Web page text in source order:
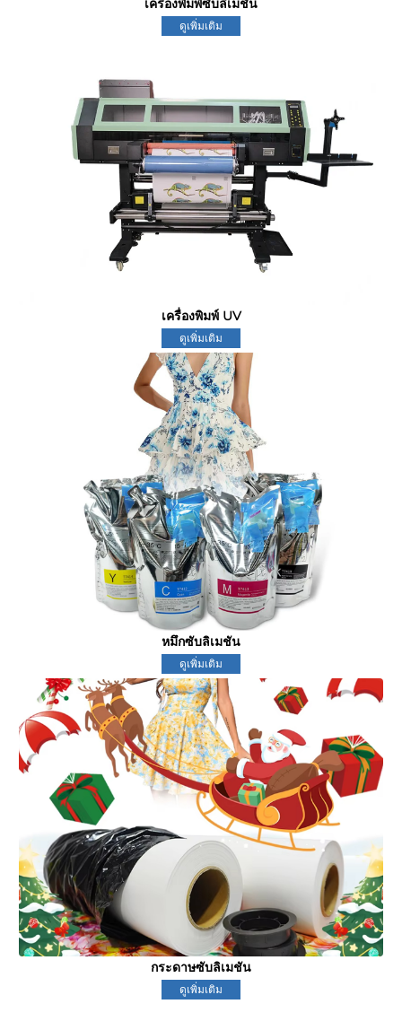
เครื่องพิมพ์ซับลิเมชัน
ดูเพิ่มเติม
เครื่องพิมพ์ UV
ดูเพิ่มเติม
หมึกซับลิเมชัน
ดูเพิ่มเติม
กระดาษซับลิเมชัน
ดูเพิ่มเติม